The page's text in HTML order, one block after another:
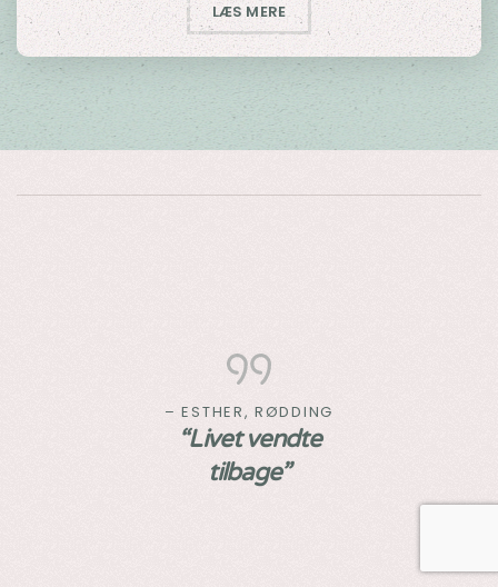
LÆS MERE
— KAREN BJERRE,
HADERSLEV
“At blive ældre
og stadig føle
sig levende, rask